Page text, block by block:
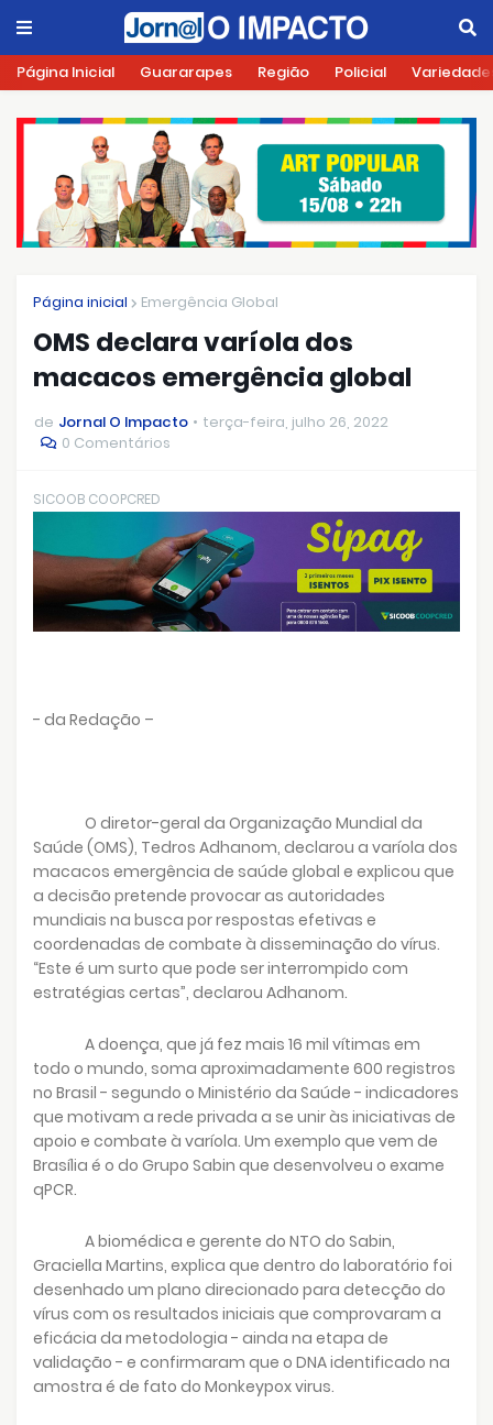
Página Inicial Guararapes Região Policial
Página inicial Emergência Global
OMS declara varíola dos
macacos emergência global
de Jornal O Impacto
terça-feira, julho 26, 2022
0 Comentários
SICOOB COOPCRED
- da Redação –
O diretor-geral da Organização Mundial da
Saúde (OMS), Tedros Adhanom, declarou a varíola dos
macacos emergência de saúde global e explicou que
a decisão pretende provocar as autoridades
mundiais na busca por respostas efetivas e
coordenadas de combate à disseminação do vírus.
“Este é um surto que pode ser interrompido com
estratégias certas”, declarou Adhanom.
A doença, que já fez mais 16 mil vítimas em
todo o mundo, soma aproximadamente 600 registros
no Brasil - segundo o Ministério da Saúde - indicadores
que motivam a rede privada a se unir às iniciativas de
apoio e combate à varíola. Um exemplo que vem de
Brasília é o do Grupo Sabin que desenvolveu o exame
qPCR.
A biomédica e gerente do NTO do Sabin,
Graciella Martins, explica que dentro do laboratório foi
desenhado um plano direcionado para detecção do
vírus com os resultados iniciais que comprovaram a
eficácia da metodologia - ainda na etapa de
validação - e confirmaram que o DNA identificado na
amostra é de fato do Monkeypox virus.